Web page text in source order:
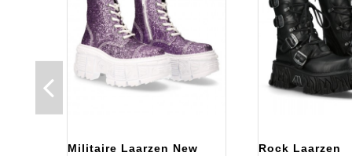
Militaire Laarzen New
Rock Laarzen